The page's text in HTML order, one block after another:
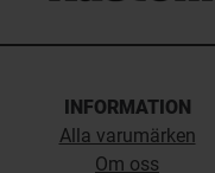
INFORMATION
Alla varumärken
Om oss